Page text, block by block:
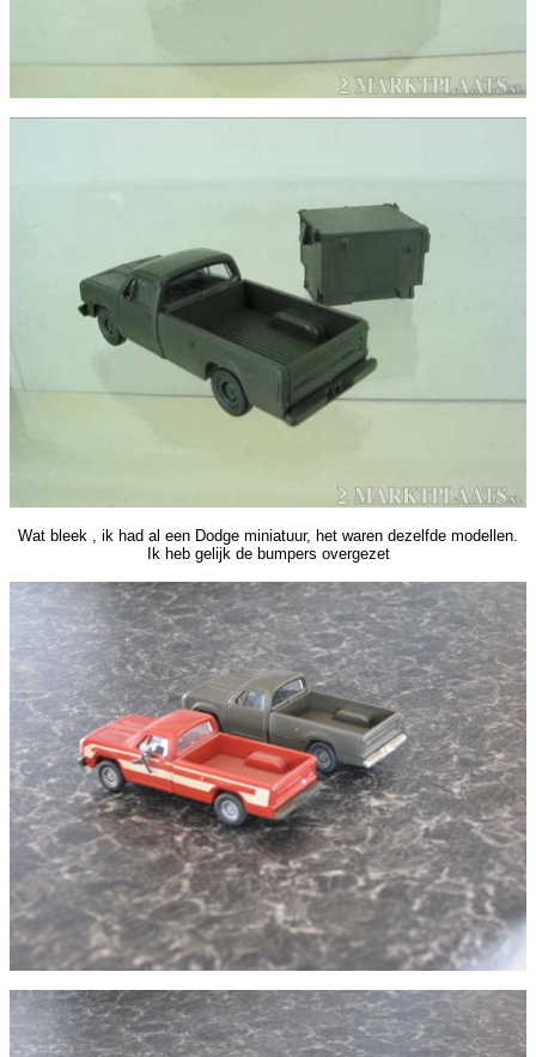
Wat bleek , ik had al een Dodge miniatuur, het waren dezelfde modellen.
Ik heb gelijk de bumpers overgezet